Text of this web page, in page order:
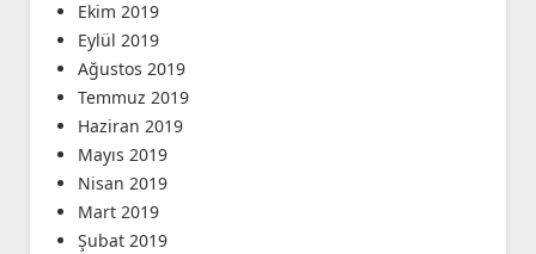
Ekim 2019
Eylül 2019
Ağustos 2019
Temmuz 2019
Haziran 2019
Mayıs 2019
Nisan 2019
Mart 2019
Şubat 2019